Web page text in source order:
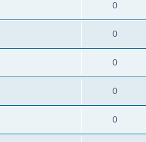
0
0
0
0
0